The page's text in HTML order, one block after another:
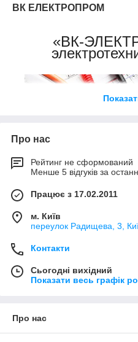
ВК ЕЛЕКТРОПРОМ
«ВК-
Огромный
ведущих
Минимальный
Про нас
Рейтинг не сформований
Менше 5 відгуків за
Працює з 17.02.2011
м. Київ
переулок Радищева, 3,
Контакти
Сьогодні вихідний
Показати весь графік
Про нас